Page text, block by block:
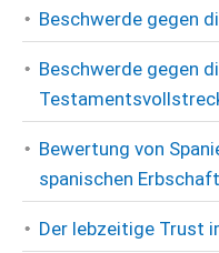
Beschwerde gegen
Beschwerde gegen
Bewertung von
spanischen
Der lebzeitige Trust